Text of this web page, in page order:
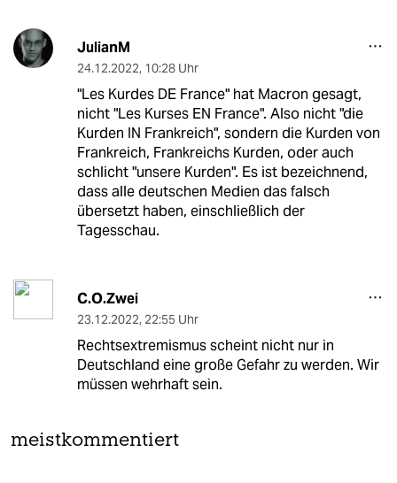
JulianM
24.12.2022, 10:28 Uhr
"Les Kurdes DE France" hat Macron gesagt,
nicht "Les Kurses EN France". Also nicht "die
Kurden IN Frankreich", sondern die Kurden von
Frankreich, Frankreichs Kurden, oder auch
schlicht "unsere Kurden". Es ist bezeichnend,
dass alle deutschen Medien das falsch
übersetzt haben, einschließlich der
Tagesschau.
C.O.Zwei
23.12.2022, 22:55 Uhr
Rechtsextremismus scheint nicht nur in
Deutschland eine große Gefahr zu werden. Wir
müssen wehrhaft sein.
meistkommentiert